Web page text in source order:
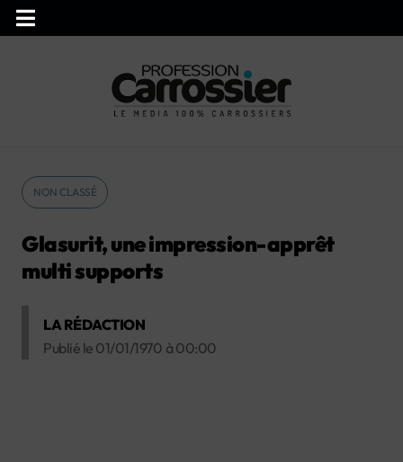
NON CLASSÉ
Glasurit, une impression-apprêt
multi supports
LA RÉDACTION
Publié le 01/01/1970 à 00:00